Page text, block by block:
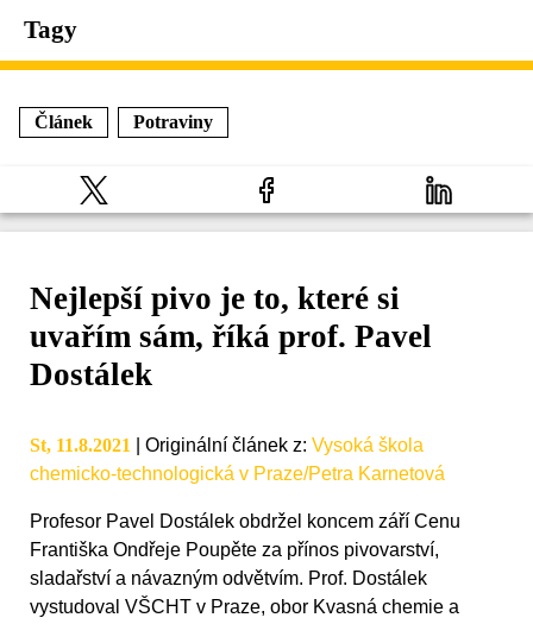
Tagy
Článek Potraviny
Nejlepší pivo je to, které si
uvařím sám, říká prof. Pavel
Dostálek
St, 11.8.2021 Originální článek z: Vysoká škola
chemicko-technologická v Praze/Petra Karnetová
Profesor Pavel Dostálek obdržel koncem září Cenu
Františka Ondřeje Poupěte za přínos pivovarství,
sladařství a návazným odvětvím. Prof. Dostálek
vystudoval VŠCHT v Praze, obor Kvasná chemie a